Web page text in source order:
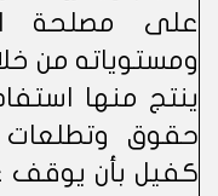
على مصلحة
ومستوياته من
ينتج منها
حقوق وتطلعات
كفيل بأن يوقف